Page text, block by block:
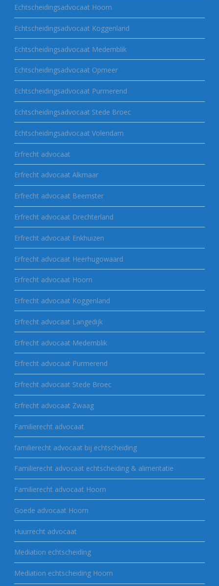
Echtscheidingsadvocaat Hoorn
Echtscheidingsadvocaat Koggenland
Echtscheidingsadvocaat Medemblik
Echtscheidingsadvocaat Opmeer
Echtscheidingsadvocaat Purmerend
Echtscheidingsadvocaat Stede Broec
Echtscheidingsadvocaat Volendam
Erfrecht advocaat
Erfrecht advocaat Alkmaar
Erfrecht advocaat Beemster
Erfrecht advocaat Drechterland
Erfrecht advocaat Enkhuizen
Erfrecht advocaat Heerhugowaard
Erfrecht advocaat Hoorn
Erfrecht advocaat Koggenland
Erfrecht advocaat Langedijk
Erfrecht advocaat Medemblik
Erfrecht advocaat Purmerend
Erfrecht advocaat Stede Broec
Erfrecht advocaat Zwaag
Familierecht advocaat
familierecht advocaat bij echtscheiding
Familierecht advocaat echtscheiding & alimentatie
Familierecht advocaat Hoorn
Goede advocaat Hoorn
Huurrecht advocaat
Mediation echtscheiding
Mediation echtscheiding Hoorn